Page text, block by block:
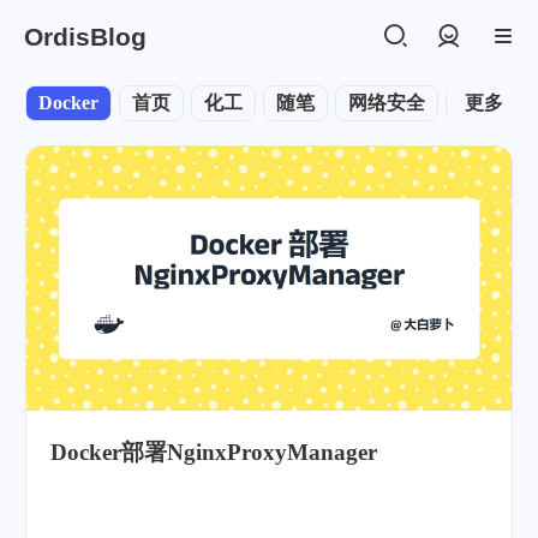
OrdisBlog
首页 化工 随笔 网络安全 旧文
Docker 更多
Docker部署NginxProxyManager